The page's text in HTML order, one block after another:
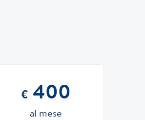
€ 400
al mese